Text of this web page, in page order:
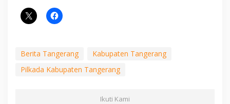
Berita Tangerang
Kabupaten Tangerang
Pilkada Kabupaten Tangerang
Ikuti Kami